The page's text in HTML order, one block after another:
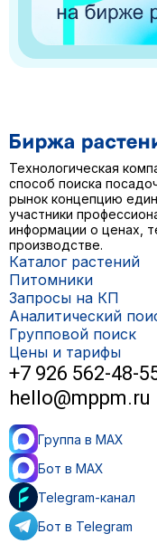
Технологическая
способ поиска
рынок концепцию
участники
информации о ценах,
производстве.
Каталог растений
Питомники
Запросы на КП
Аналитический
Групповой поиск
Цены и тарифы
+7 926 562-48-
hello@mppm.ru
Группа в MAX
Бот в MAX
Telegram-канал
Бот в Telegram